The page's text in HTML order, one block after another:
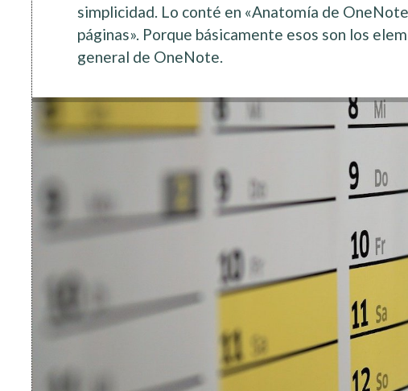
simplicidad. Lo conté en «Anatomía de
páginas». Porque básicamente esos son los
general de OneNote.